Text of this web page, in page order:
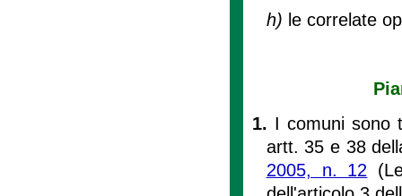
h) le correlate
1. I comuni sono
artt. 35 e 38
2005, n. 12